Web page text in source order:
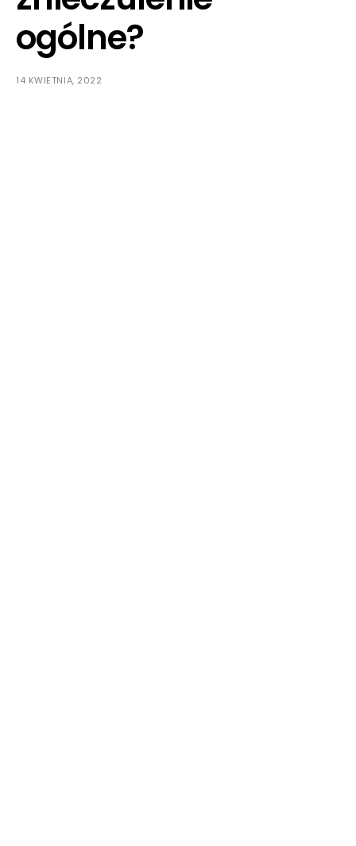
ogólne?
14 KWIETNIA, 2022